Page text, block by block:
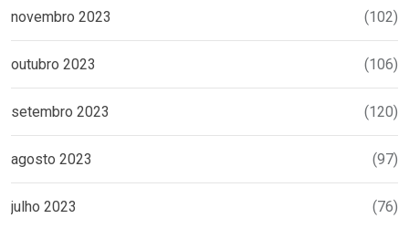
novembro 2023 (102)
outubro 2023 (106)
setembro 2023 (120)
agosto 2023 (97)
julho 2023 (76)